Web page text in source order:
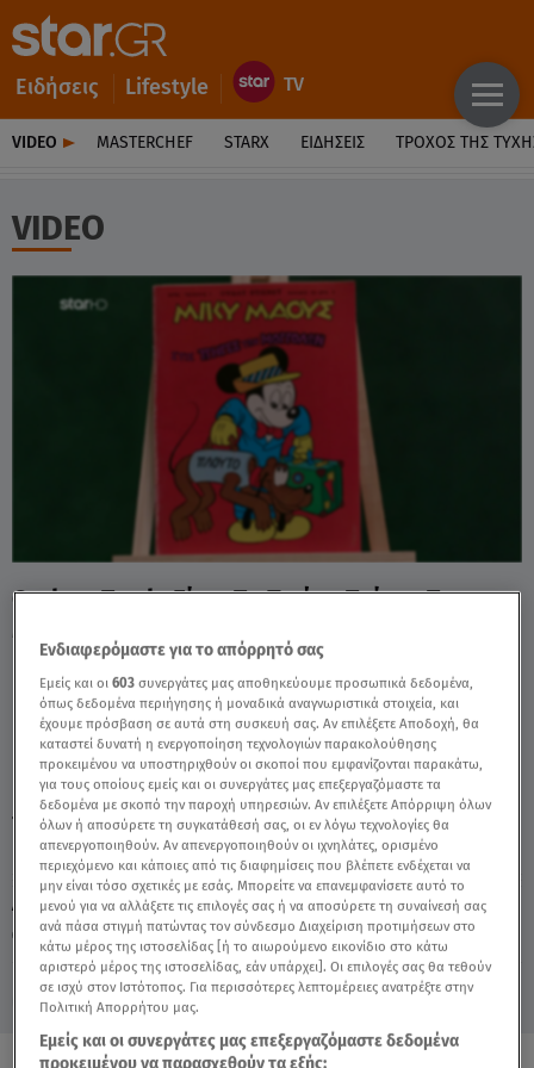
Ειδήσεις Lifestyle
VIDEO MASTERCHEF STARX ΕΙΔΉΣΕΙΣ ΤΡΟΧΌΣ ΤΗΣ
VIDEO
Δευτέρα 10 Αυγούστου 2026
28.04.25, 19:37 MEDIA
Cash or Trash: Είναι Το Πρώτο Τεύχος Του
Μίκυ Μάους; - Video
TAGS: CASH OR TRASH ΜΙΚΥ ΜΑΟΥΣ ΘΑΝΟΣ ΛΟΥΔΟΣ
Ενδιαφερόμαστε για το απόρρητό σας
Εμείς και οι603 συνεργάτες μας αποθηκεύουμε προσωπικά δεδομένα,
όπως δεδομένα περιήγησης ή μοναδικά αναγνωριστικά στοιχεία, και
έχουμε πρόσβαση σε αυτά στη συσκευή σας. Αν επιλέξετε Αποδοχή, θα
καταστεί δυνατή η ενεργοποίηση τεχνολογιών παρακολούθησης
προκειμένου να υποστηριχθούν οι σκοποί που εμφανίζονται παρακάτω,
για τους οποίους εμείς και οι συνεργάτες μας επεξεργαζόμαστε τα
δεδομένα με σκοπό την παροχή υπηρεσιών. Αν επιλέξετε Απόρριψη όλων
όλων ή αποσύρετε τη συγκατάθεσή σας, οι εν λόγω τεχνολογίες θα
απενεργοποιηθούν. Αν απενεργοποιηθούν οι ιχνηλάτες, ορισμένο
περιεχόμενο και κάποιες από τις διαφημίσεις που βλέπετε ενδέχεται να
μην είναι τόσο σχετικές με εσάς. Μπορείτε να επανεμφανίσετε αυτό το
μενού για να αλλάξετε τις επιλογές σας ή να αποσύρετε τη συναίνεσή σας
ανά πάσα στιγμή πατώντας τον σύνδεσμο Διαχείριση προτιμήσεων στο
κάτω μέρος της ιστοσελίδας [ή το αιωρούμενο εικονίδιο στο κάτω
αριστερό μέρος της ιστοσελίδας, εάν υπάρχει]. Οι επιλογές σας θα τεθούν
σε ισχύ στον Ιστότοπος. Για περισσότερες λεπτομέρειες ανατρέξτε στην
Πολιτική Απορρήτου μας.
Εμείς και οι συνεργάτες μας επεξεργαζόμαστε δεδομένα
προκειμένου να παρασχεθούν τα εξής: